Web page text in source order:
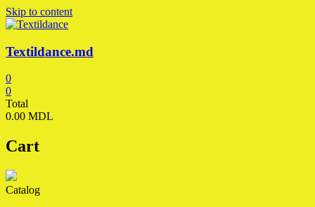
Skip to content
Textildance.md
0
0
Total
0.00 MDL
Cart
Catalog